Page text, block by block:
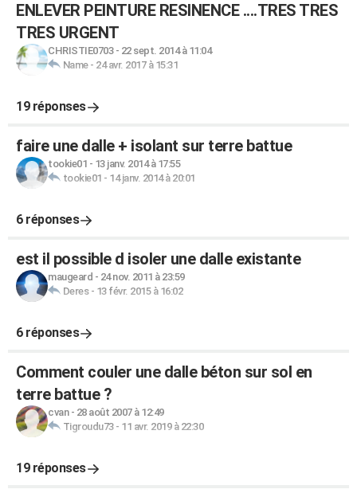
ENLEVER PEINTURE RESINENCE ....TRES TRES
TRES URGENT
CHRISTIE0703- 22 sept. 2014 à 11:04
Name- 24 avr. 2017 à 15:31
19 réponses
faire une dalle + isolant sur terre battue
tookie01 - 13 janv. 2014 à 17:55
tookie01 - 14 janv. 2014 à 20:01
6 réponses
est il possible d isoler une dalle existante
maugeard - 24 nov. 2011 à 23:59
Deres- 13 févr. 2015 à 16:02
6 réponses
Comment couler une dalle béton sur sol en
terre battue ?
cvan- 28 août 2007 à 12:49
Tigroudu73- 11 avr. 2019 à 22:30
19 réponses